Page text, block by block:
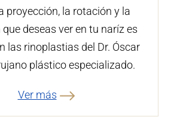
proyección, la rotación y la
deseas ver en tu naríz es
las rinoplastias del Dr. Óscar
plástico especializado.
Ver más